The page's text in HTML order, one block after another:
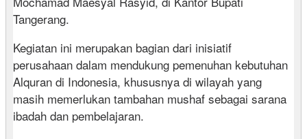
Tangerang.
Kegiatan ini merupakan bagian dari inisiatif
perusahaan dalam mendukung pemenuhan kebutuhan
Alquran di Indonesia, khususnya di wilayah yang
masih memerlukan tambahan mushaf sebagai sarana
ibadah dan pembelajaran.